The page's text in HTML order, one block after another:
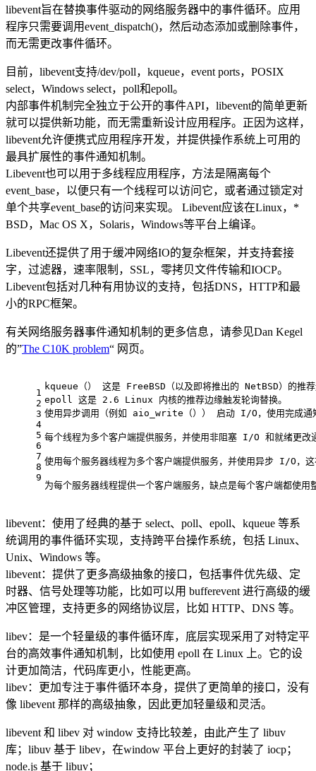
libevent旨在替换事件驱动的网络服务器中的事件循环。应用
程序只需要调用event_dispatch()，然后动态添加或删除事件，
而无需更改事件循环。
目前，libevent支持/dev/poll，kqueue，event ports，POSIX
select，Windows select，poll和epoll。
内部事件机制完全独立于公开的事件API，libevent的简单更新
就可以提供新功能，而无需重新设计应用程序。正因为这样，
libevent允许便携式应用程序开发，并提供操作系统上可用的
最具扩展性的事件通知机制。
Libevent也可以用于多线程应用程序，方法是隔离每个
event_base，以便只有一个线程可以访问它，或者通过锁定对
单个共享event_base的访问来实现。 Libevent应该在Linux，*
BSD，Mac OS X，Solaris，Windows等平台上编译。
Libevent还提供了用于缓冲​​网络IO的复杂框架，并支持套接
字，过滤器，速率限制，SSL，零拷贝文件传输和IOCP。
Libevent包括对几种有用协议的支持，包括DNS，HTTP和最
小的RPC框架。
有关网络服务器事件通知机制的更多信息，请参见Dan Kegel
的”The C10K problem“ 网页。
1
2
3
4
5
6
7
8
9
kqueue（） 这是 FreeBSD（以及即将推出的 NetBSD）的推荐
epoll 这是 2.6 Linux 内核的推荐边缘触发轮询替换。
使用异步调用（例如 aio_write（）） 启动 I/O，使用完成通
每个线程为多个客户端提供服务，并使用非阻塞 I/O 和就绪更改
使用每个服务器线程为多个客户端提供服务，并使用异步 I/O
为每个服务器线程提供一个客户端服务，缺点是每个客户端都使
libevent：使用了经典的基于 select、poll、epoll、kqueue 等系
统调用的事件循环实现，支持跨平台操作系统，包括 Linux、
Unix、Windows 等。
libevent：提供了更多高级抽象的接口，包括事件优先级、定
时器、信号处理等功能，比如可以用 bufferevent 进行高级的缓
冲区管理，支持更多的网络协议层，比如 HTTP、DNS 等。
libev：是一个轻量级的事件循环库，底层实现采用了对特定平
台的高效事件通知机制，比如使用 epoll 在 Linux 上。它的设
计更加简洁，代码库更小，性能更高。
libev：更加专注于事件循环本身，提供了更简单的接口，没有
像 libevent 那样的高级抽象，因此更加轻量级和灵活。
libevent 和 libev 对 window 支持比较差，由此产生了 libuv
库；libuv 基于 libev，在window 平台上更好的封装了 iocp；
node.js 基于 libuv；